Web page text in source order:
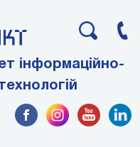
інформаційно-